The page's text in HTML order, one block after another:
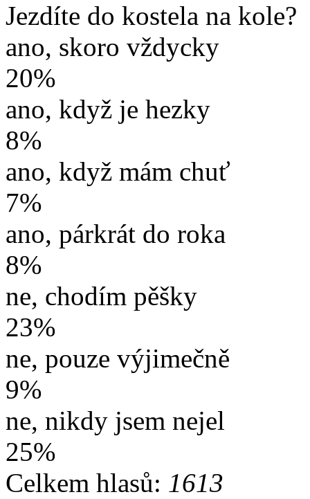
Jezdíte do kostela na kole?
ano, skoro vždycky
20%
ano, když je hezky
8%
ano, když mám chuť
7%
ano, párkrát do roka
8%
ne, chodím pěšky
23%
ne, pouze výjimečně
9%
ne, nikdy jsem nejel
25%
Celkem hlasů: 1613